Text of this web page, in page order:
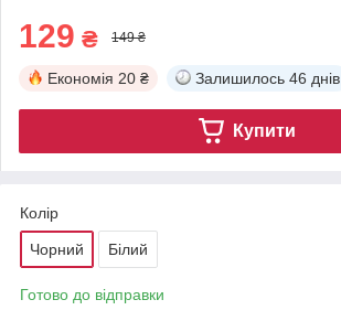
129 ₴ 149 ₴
Економія 20 ₴ Залишилось 46 днів
Купити
Колір
Чорний Білий
Готово до відправки